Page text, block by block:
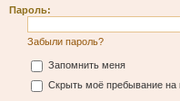
Пароль:
Забыли пароль?
Запомнить меня
Скрыть моё пребывание на